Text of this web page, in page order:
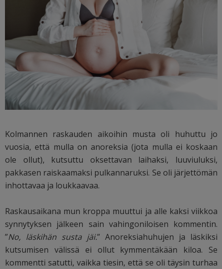
Kolmannen raskauden aikoihin musta oli huhuttu jo
vuosia, että mulla on anoreksia (jota mulla ei koskaan
ole ollut), kutsuttu oksettavan laihaksi, luuviuluksi,
pakkasen raiskaamaksi pulkannaruksi. Se oli järjettömän
inhottavaa ja loukkaavaa.
Raskausaikana mun kroppa muuttui ja alle kaksi viikkoa
synnytyksen jälkeen sain vahingoniloisen kommentin.
”No, läskihän susta jäi.” Anoreksiahuhujen ja läskiksi
kutsumisen välissä ei ollut kymmentäkään kiloa. Se
kommentti satutti, vaikka tiesin, että se oli täysin turhaa